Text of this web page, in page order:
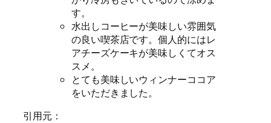
す。
水出しコーヒーが美味しい雰囲気
の良い喫茶店です。個人的にはレ
アチーズケーキが美味しくてオス
スメ。
とても美味しいウィンナーココア
をいただきました。
引用元：